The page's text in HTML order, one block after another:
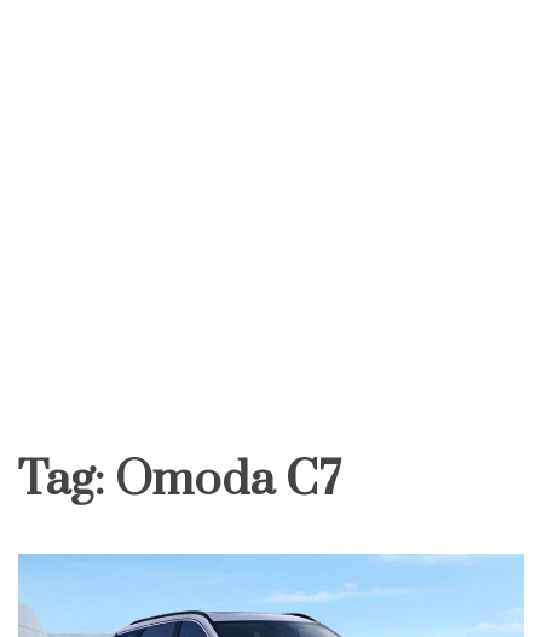
Tag: Omoda C7